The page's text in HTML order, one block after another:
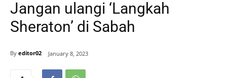
Jangan ulangi ‘Langkah
Sheraton’ di Sabah
By editor02 January 8, 2023